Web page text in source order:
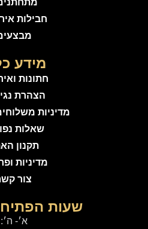
חבילות
מידע
חתונות
הצהרת
מדיניות
שאלות
תקנון
מדיניות
צור
שעות
א׳- ה׳: